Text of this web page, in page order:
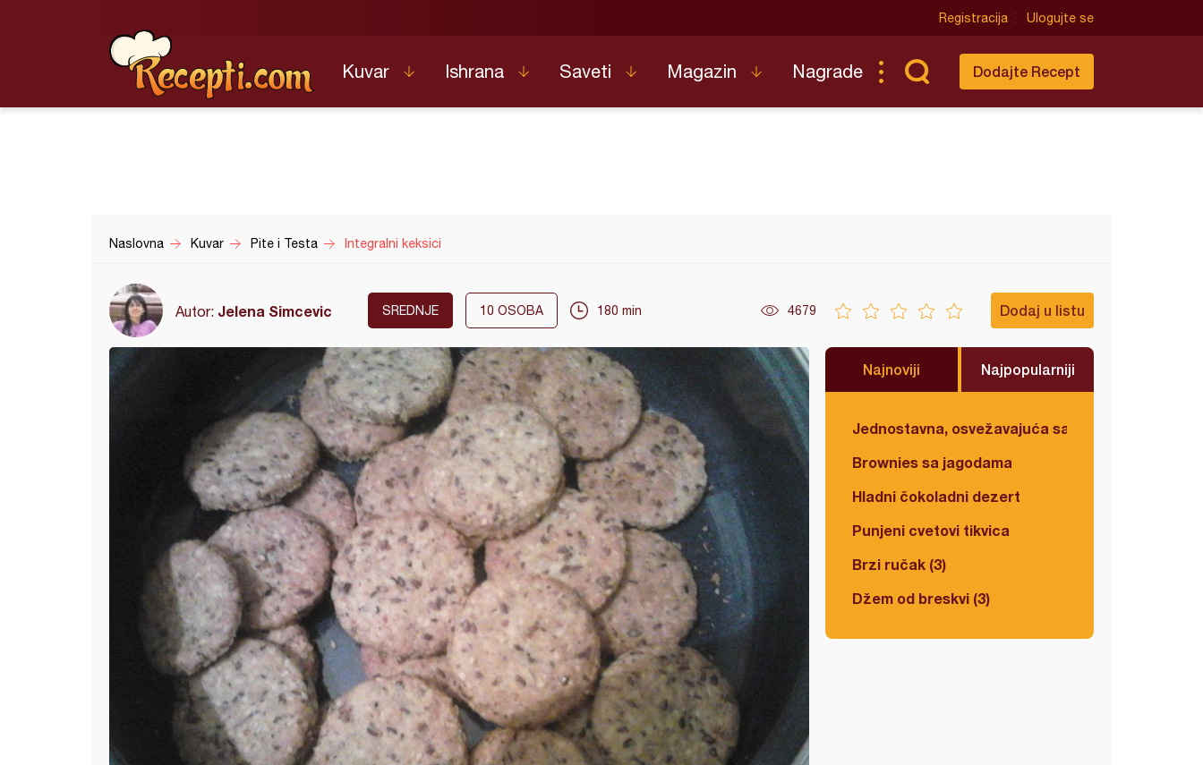
Registracija Ulogujte se
Kuvar Ishrana Saveti Magazin Nagrade Dodajte Recept
Naslovna Kuvar Pite i Testa Integralni keksici
Autor: Jelena Simcevic SREDNJE 10 OSOBA 180 min 4679 Dodaj u listu
Najnoviji Najpopularniji
Jednostavna, osvežavajuća salata
Brownies sa jagodama
Hladni čokoladni dezert
Punjeni cvetovi tikvica
Brzi ručak (3)
Džem od breskvi (3)